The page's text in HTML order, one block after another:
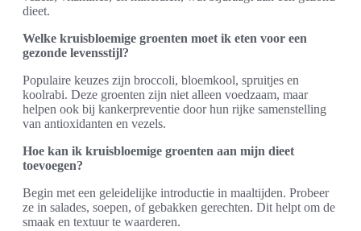
dieet.
Welke kruisbloemige groenten moet ik eten voor een
gezonde levensstijl?
Populaire keuzes zijn broccoli, bloemkool, spruitjes en
koolrabi. Deze groenten zijn niet alleen voedzaam, maar
helpen ook bij kankerpreventie door hun rijke samenstelling
van antioxidanten en vezels.
Hoe kan ik kruisbloemige groenten aan mijn dieet
toevoegen?
Begin met een geleidelijke introductie in maaltijden. Probeer
ze in salades, soepen, of gebakken gerechten. Dit helpt om de
smaak en textuur te waarderen.